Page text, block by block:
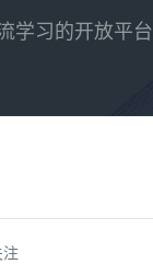
学习的开放平台
注